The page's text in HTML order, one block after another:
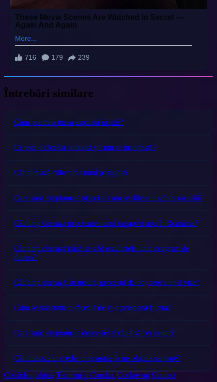
Întrebări similare
Cum pot trata tusea asociată răcelii?
Ce este o răceală comună și cum se manifestă?
Cât durează eliberarea unui pașaport?
Care sunt simptomele gripei și cum se diferențiază de răceală?
Cât timp durează procesarea unui pașaport nou în România?
Cât timp durează până se văd rezultatele unui program de
fitness?
Cât timp durează, în medie, procesul de obținere a unei vize?
Cum se transmite o răceală de la o persoană la alta?
Care sunt simptomele depresiei și când să cer ajutor?
Cât durează în medie o reparație la instalațiile sanitare?
Confidențialitate Termeni și Condiții Cookie-uri Contact